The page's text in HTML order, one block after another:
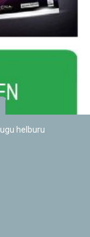
helburu